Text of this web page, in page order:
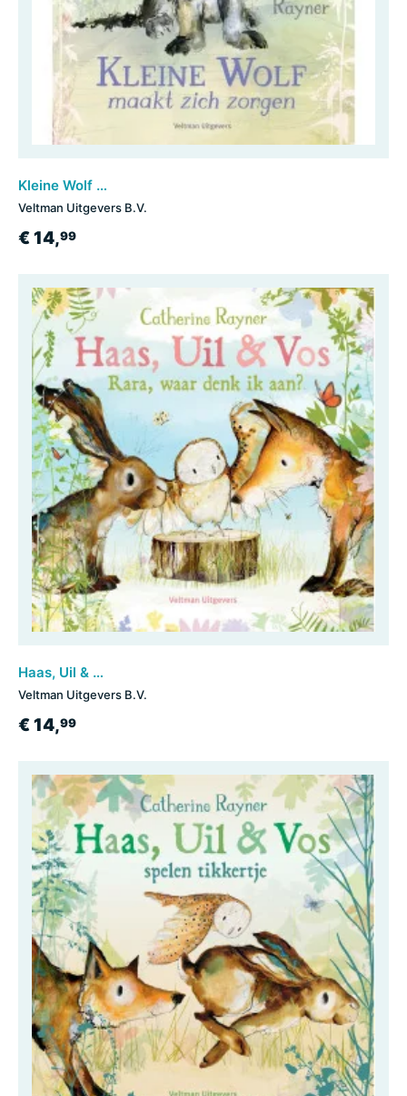
Kleine Wolf maakt zich zorgen
Veltman Uitgevers B.V.
€ 14,99
Haas, Uil & Vos - Rara, waar denk ik aan?
Veltman Uitgevers B.V.
€ 14,99